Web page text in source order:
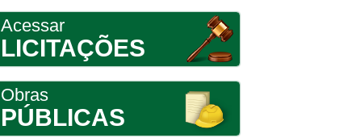
Acessar
LICITAÇÕES
Obras
PÚBLICAS